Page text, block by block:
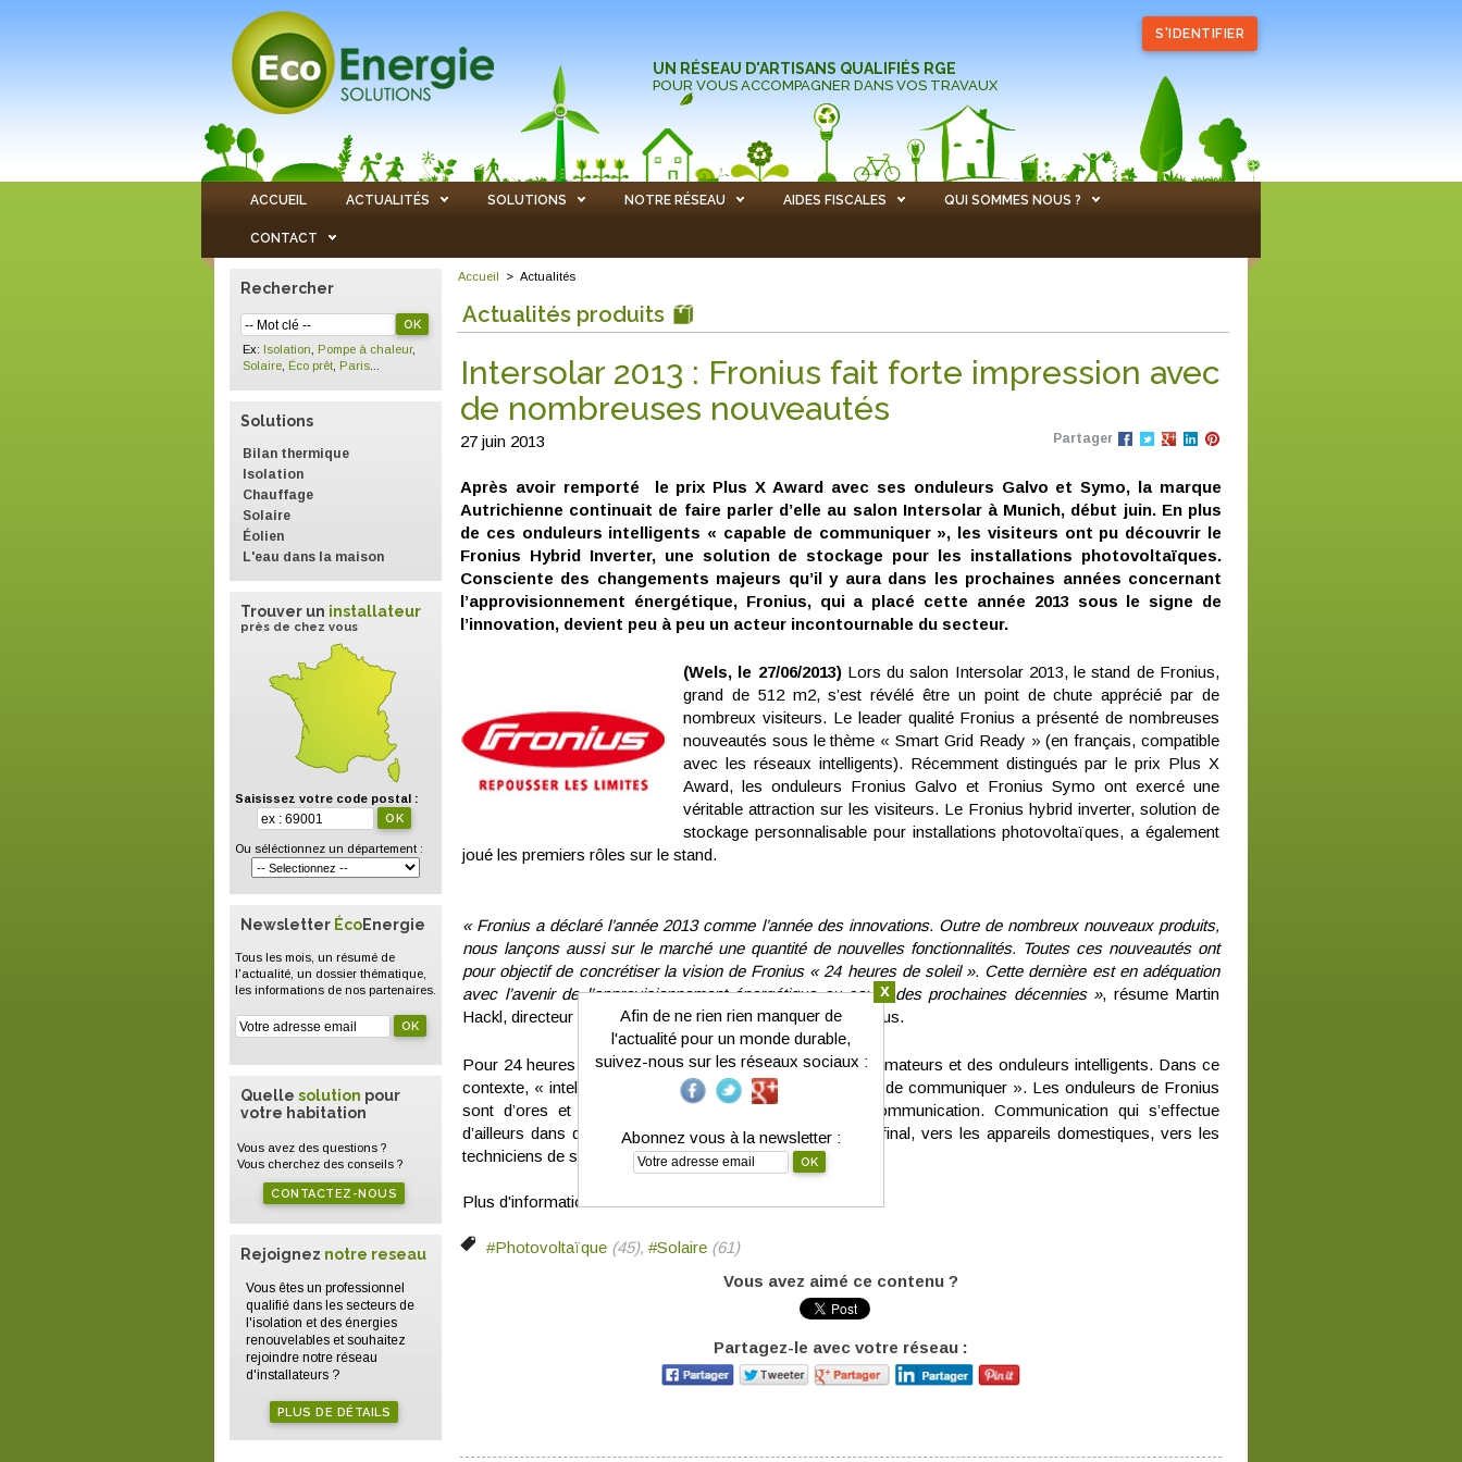
S'IDENTIFIER
UN RÉSEAU D'ARTISANS QUALIFIÉS RGE
POUR VOUS ACCOMPAGNER DANS VOS TRAVAUX
ACCUEIL ACTUALITÉS SOLUTIONS NOTRE RÉSEAU AIDES FISCALES QUI SOMMES NOUS ?
CONTACT
Rechercher
Ex: Isolation Pompe à chaleur,
Solaire Éco prêt Paris
Solutions
Bilan thermique
Isolation
Chauffage
Solaire
Éolien
L'eau dans la maison
Trouver un installateur
près de chez vous
Saisissez votre code postal :
Ou séléctionnez un département :
Newsletter ÉcoEnergie
Tous les mois, un résumé de
l'actualité, un dossier thématique,
les informations de nos partenaires.
Quelle solution pour
votre habitation
Vous avez des questions ?
Vous cherchez des conseils ?
CONTACTEZ-NOUS
Rejoignez notre reseau
Vous êtes un professionnel
qualifié dans les secteurs de
l'isolation et des énergies
renouvelables et souhaitez
rejoindre notre réseau
d'installateurs ?
PLUS DE DÉTAILS
Accueil > Actualités
Actualités produits
Intersolar 2013 : Fronius fait forte impression avec
de nombreuses nouveautés
27 juin 2013 Partager
Après avoir remporté le prix Plus X Award avec ses onduleurs Galvo et Symo, la marque
Autrichienne continuait de faire parler d’elle au salon Intersolar à Munich, début juin. En plus
de ces onduleurs intelligents « capable de communiquer », les visiteurs ont pu découvrir le
Fronius Hybrid Inverter, une solution de stockage pour les installations photovoltaïques.
Consciente des changements majeurs qu’il y aura dans les prochaines années concernant
l’approvisionnement énergétique, Fronius, qui a placé cette année 2013 sous le signe de
l’innovation, devient peu à peu un acteur incontournable du secteur.
(Wels, le 27/06/2013)Lors du salon Intersolar 2013, le stand de Fronius,
grand de 512 m2, s’est révélé être un point de chute apprécié par de
nombreux visiteurs. Le leader qualité Fronius a présenté de nombreuses
nouveautés sous le thème « Smart Grid Ready » (en français, compatible
avec les réseaux intelligents). Récemment distingués par le prix Plus X
Award, les onduleurs Fronius Galvo et Fronius Symo ont exercé une
véritable attraction sur les visiteurs. Le Fronius hybrid inverter, solution de
stockage personnalisable pour installations photovoltaïques, a également
joué les premiers rôles sur le stand.
« Fronius a déclaré l’année 2013 comme l’année des innovations. Outre de nombreux nouveaux produits,
nous lançons aussi sur le marché une quantité de nouvelles fonctionnalités. Toutes ces nouveautés ont
pour objectif de concrétiser la vision de Fronius « 24 heures de soleil ». Cette dernière est en adéquation
avec l’avenir de l’approvisionnement énergétique au cours des prochaines décennies », résume Martin
Hackl, directeur de la division Électronique Solaire de Fronius.
Pour 24 heures de soleil, il faut des réseaux, des consommateurs et des onduleurs intelligents. Dans ce
contexte, « intelligent » signifie aussi et surtout « capable de communiquer ». Les onduleurs de Fronius
sont d’ores et déjà équipés de nombreux outils de communication. Communication qui s’effectue
d’ailleurs dans de nombreuses directions : vers le client final, vers les appareils domestiques, vers les
techniciens de service et vers l’opérateur réseau.
Plus d'informations :
#Photovoltaïque (45), #Solaire (61)
Vous avez aimé ce contenu ?
Partagez-le avec votre réseau :
x
Afin de ne rien rien manquer de
l'actualité pour un monde durable,
suivez-nous sur les réseaux sociaux :
Abonnez vous à la newsletter :